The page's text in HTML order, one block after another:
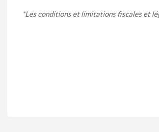
*Les conditions et limitations fiscales et